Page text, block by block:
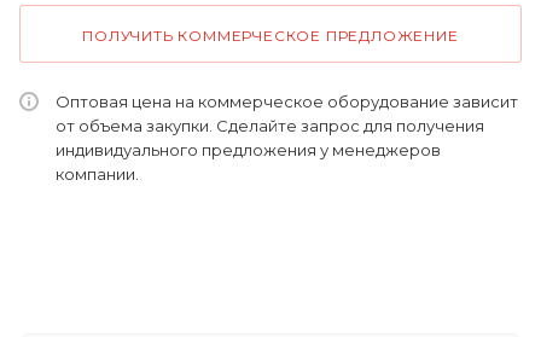
ПОЛУЧИТЬ КОММЕРЧЕСКОЕ ПРЕДЛОЖЕНИЕ
Оптовая цена на коммерческое оборудование зависит
от объема закупки. Сделайте запрос для получения
индивидуального предложения у менеджеров
компании.